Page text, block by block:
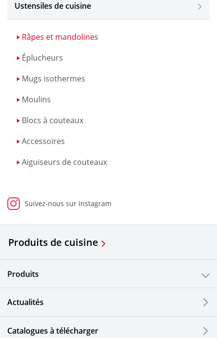
Ustensiles de cuisine
Râpes et mandolines
Éplucheurs
Mugs isothermes
Moulins
Blocs à couteaux
Accessoires
Aiguiseurs de couteaux
Suivez-nous sur Instagram
Produits de cuisine
Produits
Actualités
Catalogues à télécharger